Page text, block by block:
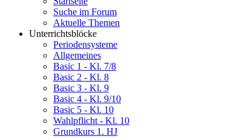
Suche im Forum
Aktuelle Themen
Unterrichtsblöcke
Periodensysteme
Allgemeines
Basic 1 - Kl. 7/8
Basic 2 - Kl. 8
Basic 3 - Kl. 9
Basic 4 - Kl. 9/10
Basic 5 - Kl. 10
Wahlpflicht - Kl. 10
Grundkurs 1. HJ